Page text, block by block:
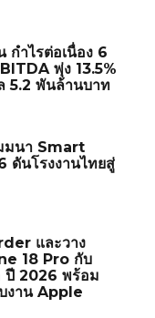
กำไรต่อเนื่อง 6
พุ่ง 13.5%
5.2 พันล้านบาท
มนา Smart
ดันโรงงานไทยสู่
และวาง
18 Pro กับ
2026 พร้อม
งาน Apple